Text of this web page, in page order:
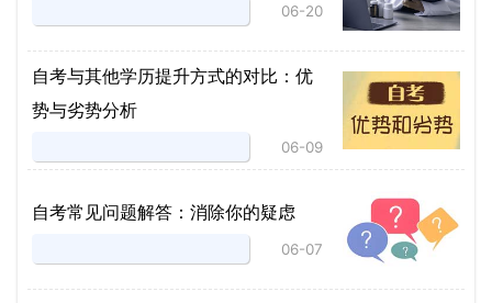
06-20
自考与其他学历提升方式的对比：优
势与劣势分析
06-09
自考常见问题解答：消除你的疑虑
06-07